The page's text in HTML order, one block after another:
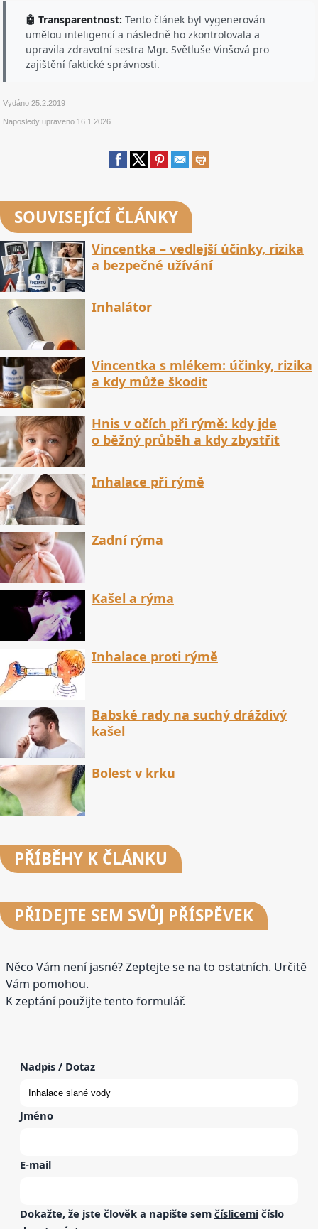
🤖 Transparentnost: Tento článek byl vygenerován
umělou inteligencí a následně ho zkontrolovala a
upravila zdravotní sestra Mgr. Světluše Vinšová pro
zajištění faktické správnosti.
Vydáno25.2.2019
Naposledy upraveno 16.1.2026
SOUVISEJÍCÍ ČLÁNKY
Vincentka – vedlejší účinky, rizika
a bezpečné užívání
Inhalátor
Vincentka s mlékem: účinky, rizika
a kdy může škodit
Hnis v očích při rýmě: kdy jde
o běžný průběh a kdy zbystřit
Inhalace při rýmě
Zadní rýma
Kašel a rýma
Inhalace proti rýmě
Babské rady na suchý dráždivý
kašel
Bolest v krku
PŘÍBĚHY K ČLÁNKU
PŘIDEJTE SEM SVŮJ PŘÍSPĚVEK
Něco Vám není jasné? Zeptejte se na to ostatních. Určitě
Vám pomohou.
K zeptání použijte tento formulář.
Nadpis / Dotaz
Jméno
E-mail
Dokažte, že jste člověk a napište sem číslicemi číslo